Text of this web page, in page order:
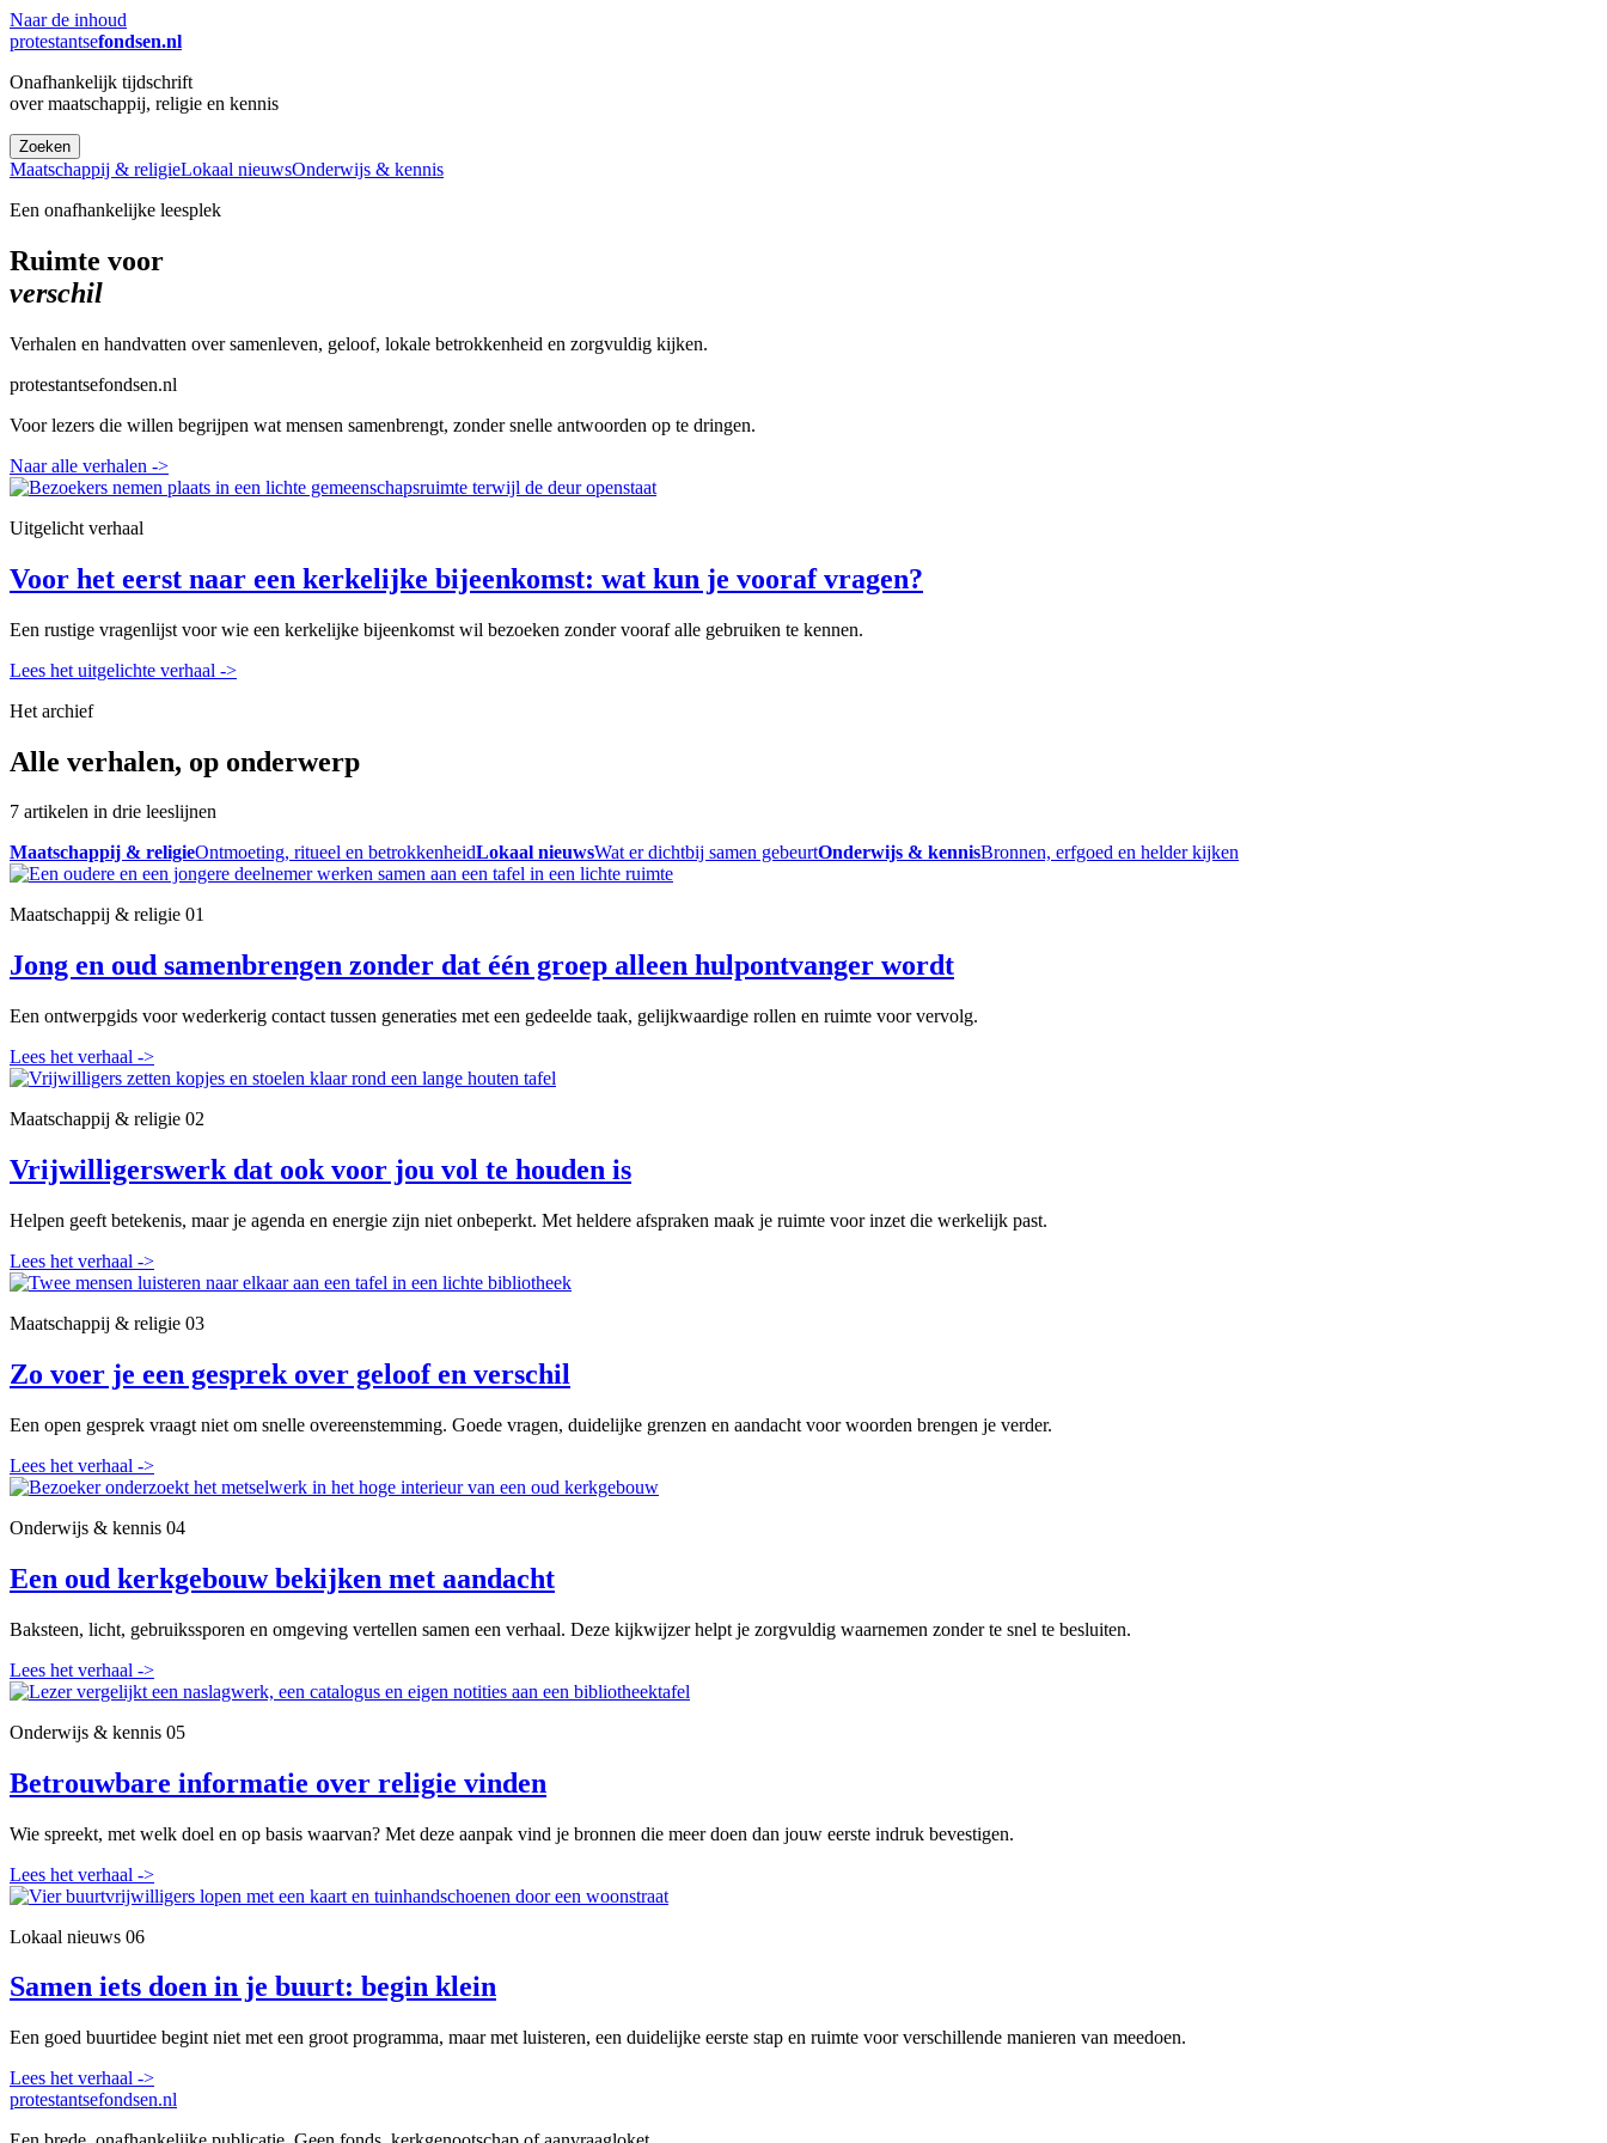
Naar de inhoud
protestantsefondsen.nl
Onafhankelijk tijdschrift
over maatschappij, religie en kennis
Zoeken
Maatschappij & religieLokaal nieuwsOnderwijs & kennis
Een onafhankelijke leesplek
Ruimte voor
verschil
Verhalen en handvatten over samenleven, geloof, lokale betrokkenheid en zorgvuldig kijken.
protestantsefondsen.nl
Voor lezers die willen begrijpen wat mensen samenbrengt, zonder snelle antwoorden op te dringen.
Naar alle verhalen ->
Uitgelicht verhaal
Voor het eerst naar een kerkelijke bijeenkomst: wat kun je vooraf vragen?
Een rustige vragenlijst voor wie een kerkelijke bijeenkomst wil bezoeken zonder vooraf alle gebruiken te kennen.
Lees het uitgelichte verhaal ->
Het archief
Alle verhalen, op onderwerp
7 artikelen in drie leeslijnen
Maatschappij & religieOntmoeting, ritueel en betrokkenheidLokaal nieuwsWat er dichtbij samen gebeurtOnderwijs & kennisBronnen, erfgoed en helder kijken
Maatschappij & religie 01
Jong en oud samenbrengen zonder dat één groep alleen hulpontvanger wordt
Een ontwerpgids voor wederkerig contact tussen generaties met een gedeelde taak, gelijkwaardige rollen en ruimte voor vervolg.
Lees het verhaal ->
Maatschappij & religie 02
Vrijwilligerswerk dat ook voor jou vol te houden is
Helpen geeft betekenis, maar je agenda en energie zijn niet onbeperkt. Met heldere afspraken maak je ruimte voor inzet die werkelijk past.
Lees het verhaal ->
Maatschappij & religie 03
Zo voer je een gesprek over geloof en verschil
Een open gesprek vraagt niet om snelle overeenstemming. Goede vragen, duidelijke grenzen en aandacht voor woorden brengen je verder.
Lees het verhaal ->
Onderwijs & kennis 04
Een oud kerkgebouw bekijken met aandacht
Baksteen, licht, gebruikssporen en omgeving vertellen samen een verhaal. Deze kijkwijzer helpt je zorgvuldig waarnemen zonder te snel te besluiten.
Lees het verhaal ->
Onderwijs & kennis 05
Betrouwbare informatie over religie vinden
Wie spreekt, met welk doel en op basis waarvan? Met deze aanpak vind je bronnen die meer doen dan jouw eerste indruk bevestigen.
Lees het verhaal ->
Lokaal nieuws 06
Samen iets doen in je buurt: begin klein
Een goed buurtidee begint niet met een groot programma, maar met luisteren, een duidelijke eerste stap en ruimte voor verschillende manieren van meedoen.
Lees het verhaal ->
protestantsefondsen.nl